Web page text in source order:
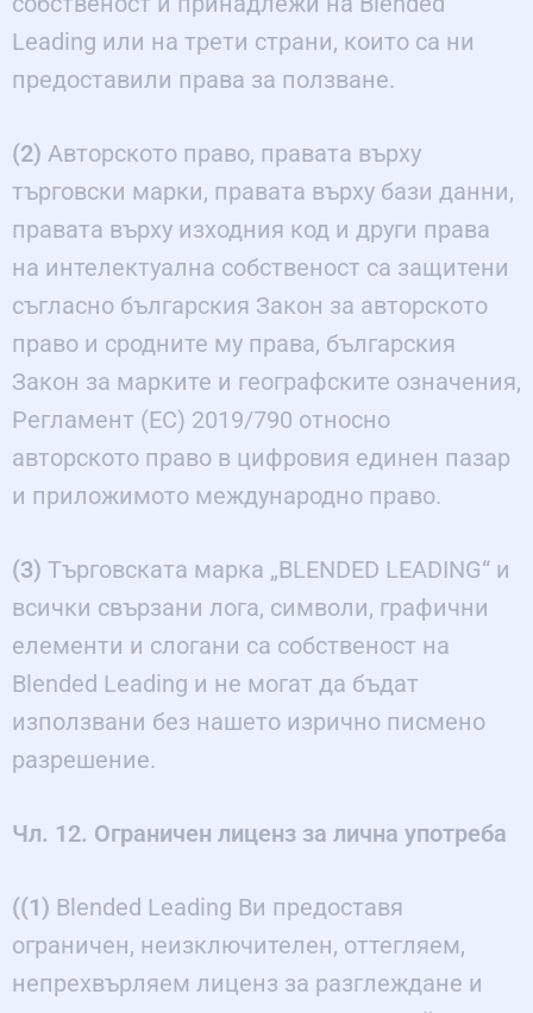
Leading или на трети страни, които са ни
предоставили права за ползване.
(2) Авторското право, правата върху
търговски марки, правата върху бази данни,
правата върху изходния код и други права
на интелектуална собственост са защитени
съгласно българския Закон за авторското
право и сродните му права, българския
Закон за марките и географските означения,
Регламент (ЕС) 2019/790 относно
авторското право в цифровия единен пазар
и приложимото международно право.
(3) Търговската марка „BLENDED LEADING“ и
всички свързани лога, символи, графични
елементи и слогани са собственост на
Blended Leading и не могат да бъдат
използвани без нашето изрично писмено
разрешение.
Чл. 12. Ограничен лиценз за лична употреба
((1) Blended Leading Ви предоставя
ограничен, неизключителен, оттегляем,
непрехвърляем лиценз за разглеждане и